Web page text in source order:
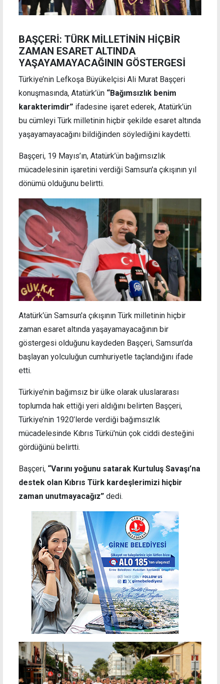
BAŞÇERİ: TÜRK MİLLETİNİN HİÇBİR
ZAMAN ESARET ALTINDA
YAŞAYAMAYACAĞININ GÖSTERGESİ
Türkiye’nin Lefkoşa Büyükelçisi Ali Murat Başçeri
konuşmasında, Atatürk’ün “Bağımsızlık benim
karakterimdir” ifadesine işaret ederek, Atatürk’ün
bu cümleyi Türk milletinin hiçbir şekilde esaret altında
yaşayamayacağını bildiğinden söylediğini kaydetti.
Başçeri, 19 Mayıs’ın, Atatürk’ün bağımsızlık
mücadelesinin işaretini verdiği Samsun'a çıkışının yıl
dönümü olduğunu belirtti.
Atatürk’ün Samsun'a çıkışının Türk milletinin hiçbir
zaman esaret altında yaşayamayacağının bir
göstergesi olduğunu kaydeden Başçeri, Samsun’da
başlayan yolculuğun cumhuriyetle taçlandığını ifade
etti.
Türkiye’nin bağımsız bir ülke olarak uluslararası
toplumda hak ettiği yeri aldığını belirten Başçeri,
Türkiye’nin 1920’lerde verdiği bağımsızlık
mücadelesinde Kıbrıs Türkü'nün çok ciddi desteğini
gördüğünü belirtti.
Başçeri, “Varını yoğunu satarak Kurtuluş Savaşı’na
destek olan Kıbrıs Türk kardeşlerimizi hiçbir
zaman unutmayacağız” dedi.